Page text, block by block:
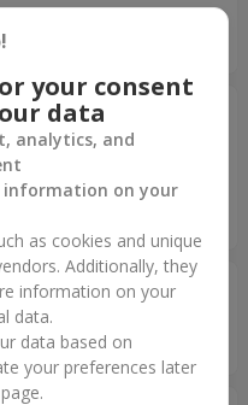
сестри. Квіти
ще не один раз?
доставка та дуже
ще більше, та стали
your consent
data
analytics, and
information on your
as cookies and unique
Additionally, they
information on your
data.
data based on
your preferences later